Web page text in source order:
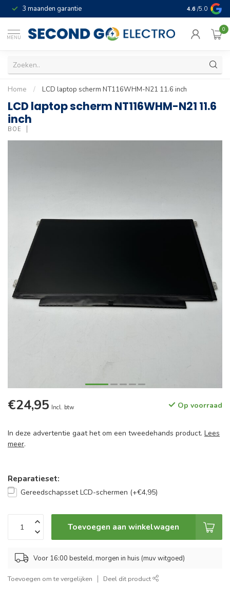
3 maanden garantie Geld terug
4.6 /5.0
MENU
0
Home / LCD laptop scherm NT116WHM-N21 11.6 inch
LCD laptop scherm NT116WHM-N21 11.6
inch
BOE
€24,95 Incl. btw Op voorraad
In deze advertentie gaat het om een tweedehands product. Lees
meer.
Reparatieset:
Gereedschapsset LCD-schermen (+€4,95)
Toevoegen aan winkelwagen
Voor 16:00 besteld, morgen in huis (muv witgoed)
Toevoegen om te vergelijken Deel dit product